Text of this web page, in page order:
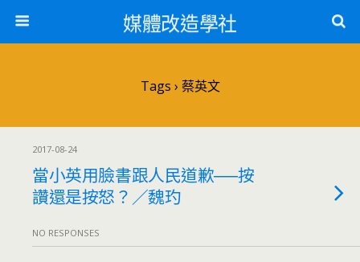
媒體改造學社
Tags › 蔡英文
2017-08-24
當小英用臉書跟人民道歉──按
讚還是按怒？／魏玓
NO RESPONSES